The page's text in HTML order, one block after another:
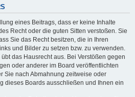
eines Beitrags, dass er keine Inhalte
Recht oder die guten Sitten verstoßen. Sie
Sie das Recht besitzen, die in Ihren
und Bilder zu setzen bzw. zu verwenden.
das Hausrecht aus. Bei Verstößen gegen
oder anderer im Board veröffentlichten
Sie nach Abmahnung zeitweise oder
dieses Boards ausschließen und Ihnen ein